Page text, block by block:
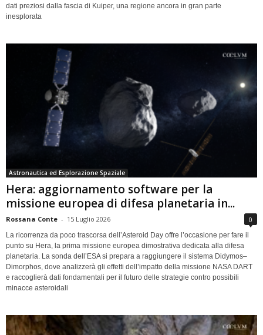
dati preziosi dalla fascia di Kuiper, una regione ancora in gran parte
inesplorata
Astronautica ed Esplorazione Spaziale
Hera: aggiornamento software per la
missione europea di difesa planetaria in...
Rossana Conte - 15 Luglio 2026 0
La ricorrenza da poco trascorsa dell’Asteroid Day offre l’occasione per fare il
punto su Hera, la prima missione europea dimostrativa dedicata alla difesa
planetaria. La sonda dell’ESA si prepara a raggiungere il sistema Didymos–
Dimorphos, dove analizzerà gli effetti dell’impatto della missione NASA DART
e raccoglierà dati fondamentali per il futuro delle strategie contro possibili
minacce asteroidali